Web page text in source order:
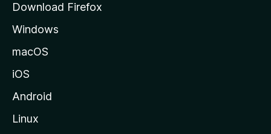
Download Firefox
Windows
macOS
iOS
Android
Linux